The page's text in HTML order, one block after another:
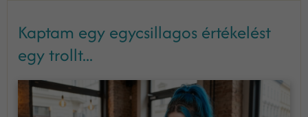
Kaptam egy egycsillagos értékelést
egy trollt...